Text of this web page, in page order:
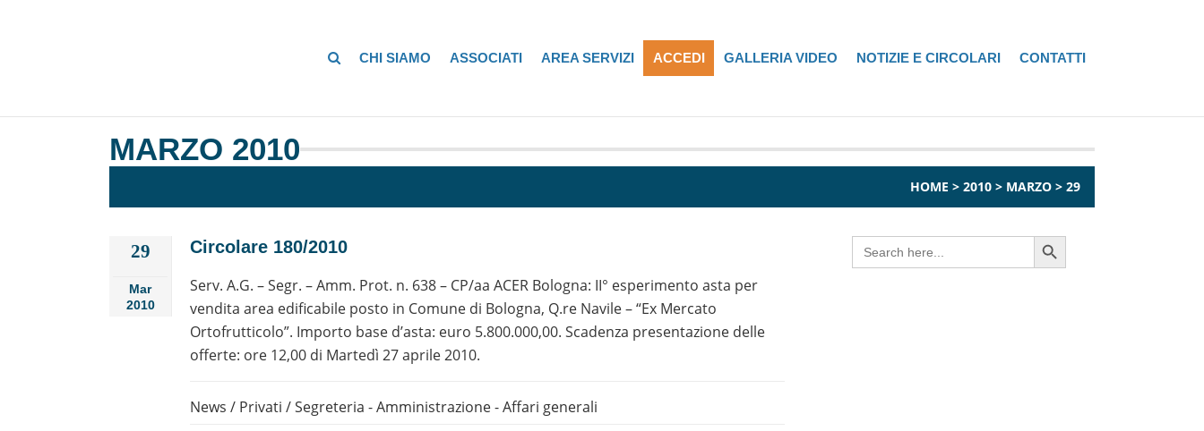
CHI SIAMO ASSOCIATI AREA SERVIZI ACCEDI GALLERIA VIDEO NOTIZIE E CIRCOLARI CONTATTI
MARZO 2010
HOME > 2010 > MARZO > 29
29
Mar
2010
Circolare 180/2010
Serv. A.G. – Segr. – Amm. Prot. n. 638 – CP/aa ACER Bologna: II° esperimento asta per
vendita area edificabile posto in Comune di Bologna, Q.re Navile – “Ex Mercato
Ortofrutticolo”. Importo base d’asta: euro 5.800.000,00. Scadenza presentazione delle
offerte: ore 12,00 di Martedì 27 aprile 2010.
News / Privati /Segreteria - Amministrazione - Affari generali
Search
for:
Search Button